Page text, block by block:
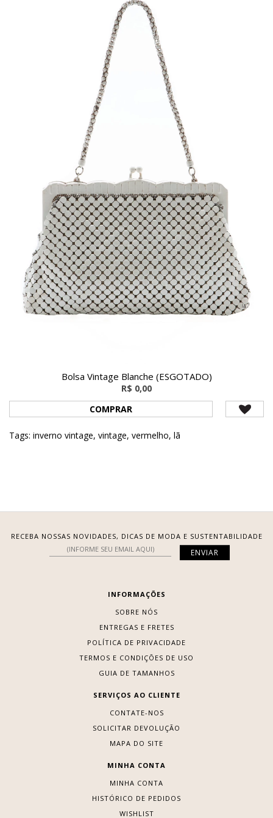
Bolsa Vintage Blanche (ESGOTADO)
R$ 0,00
COMPRAR
Tags: inverno vintage, vintage, vermelho, lã
RECEBA NOSSAS NOVIDADES, DICAS DE MODA E SUSTENTABILIDADE
INFORMAÇÕES
SOBRE NÓS
ENTREGAS E FRETES
POLÍTICA DE PRIVACIDADE
TERMOS E CONDIÇÕES DE USO
GUIA DE TAMANHOS
SERVIÇOS AO CLIENTE
CONTATE-NOS
SOLICITAR DEVOLUÇÃO
MAPA DO SITE
MINHA CONTA
MINHA CONTA
HISTÓRICO DE PEDIDOS
WISHLIST